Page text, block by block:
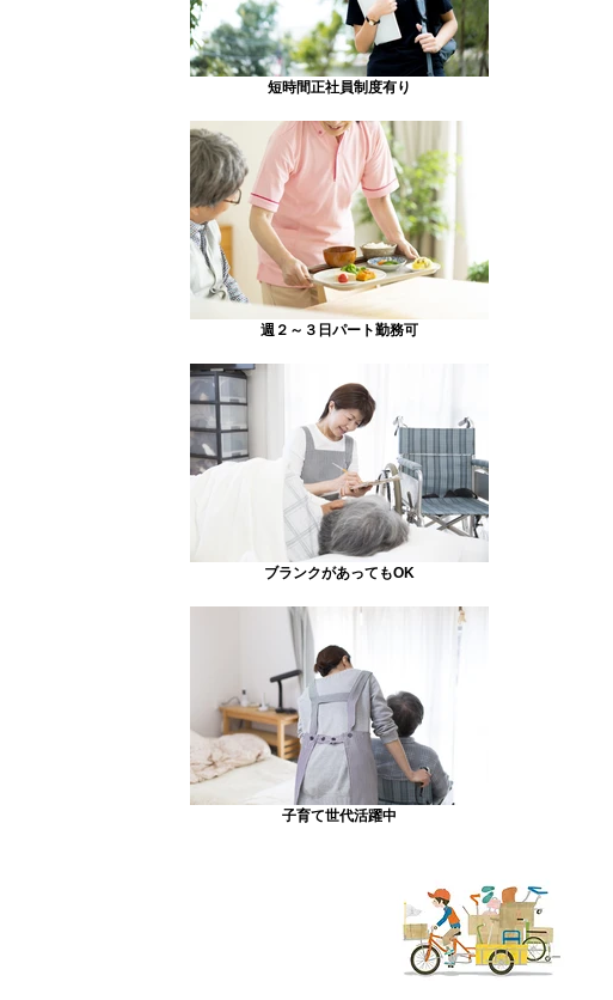
短時間正社員制度有り
週２～３日パート勤務可
ブランクがあってもOK
子育て世代活躍中